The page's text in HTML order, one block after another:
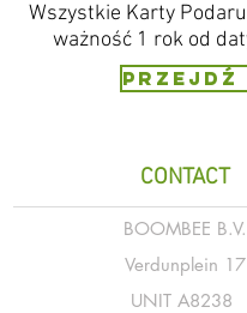
Wszystkie Karty
ważność 1 rok od
PRZEJDŹ
CONTACT
BOOMBEE B.V.
Verdunplein 17
UNIT A8238